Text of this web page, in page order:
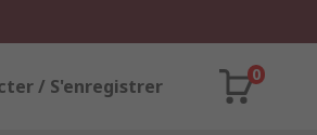
/ S'enregistrer
0